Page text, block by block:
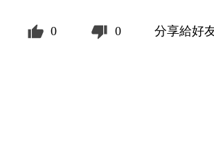
0 0 分享給好